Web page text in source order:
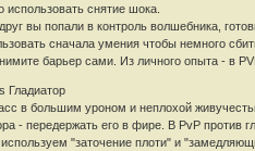
использовать снятие шока.
вы попали в контроль волшебника,
сначала умения чтобы немного
барьер сами. Из личного опыта - в
Гладиатор
в большим уроном и неплохой
- передержать его в фире. В PvP
"заточение плоти" и